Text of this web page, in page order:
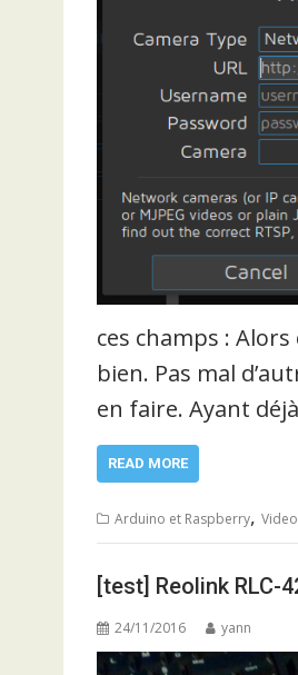
ces champs : Alors
bien. Pas mal
en faire. Ayant
READ MORE
Arduino et Raspberry,
[test] Reolink RLC-
24/11/2016 yann